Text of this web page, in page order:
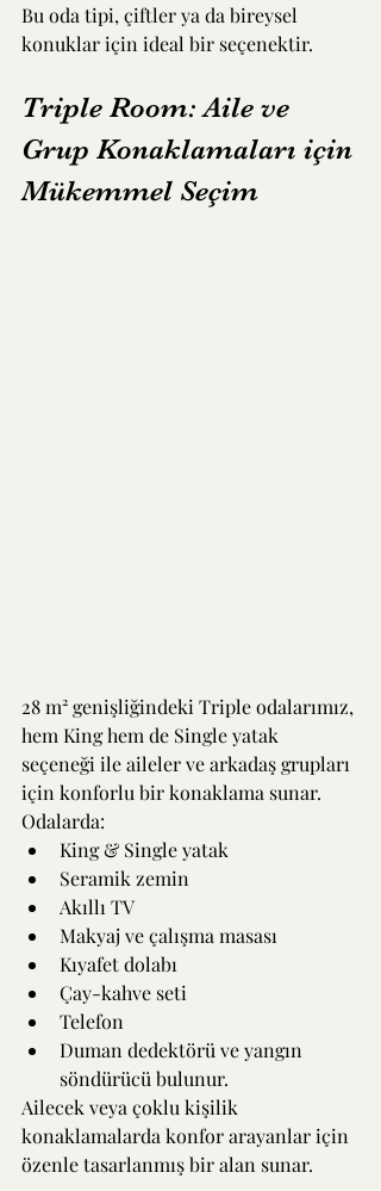
Bu oda tipi, çiftler ya da bireysel
konuklar için ideal bir seçenektir.
Triple Room: Aile ve
Grup Konaklamaları için
Mükemmel Seçim
28 m² genişliğindeki Triple odalarımız,
hem King hem de Single yatak
seçeneği ile aileler ve arkadaş grupları
için konforlu bir konaklama sunar.
Odalarda:
King & Single yatak
Seramik zemin
Akıllı TV
Makyaj ve çalışma masası
Kıyafet dolabı
Çay-kahve seti
Telefon
Duman dedektörü ve yangın
söndürücü bulunur.
Ailecek veya çoklu kişilik
konaklamalarda konfor arayanlar için
özenle tasarlanmış bir alan sunar.